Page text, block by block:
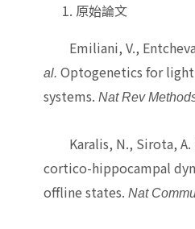
原始論文
Emiliani, V.,
al. Optogenetics for
systems.Nat Rev
Karalis, N., Sirota, A.
cortico-hippocampal
offline states.Nat